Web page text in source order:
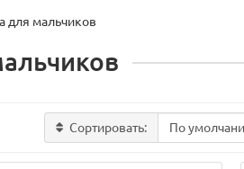
для мальчиков
Сортировать: